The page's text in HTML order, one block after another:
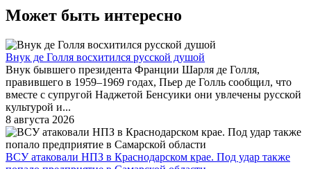
Может быть интересно
Внук де Голля восхитился русской душой
Внук бывшего президента Франции Шарля де Голля,
правившего в 1959–1969 годах, Пьер де Голль сообщил, что
вместе с супругой Наджетой Бенсуики они увлечены русской
культурой и...
8 августа 2026
ВСУ атаковали НПЗ в Краснодарском крае. Под удар также